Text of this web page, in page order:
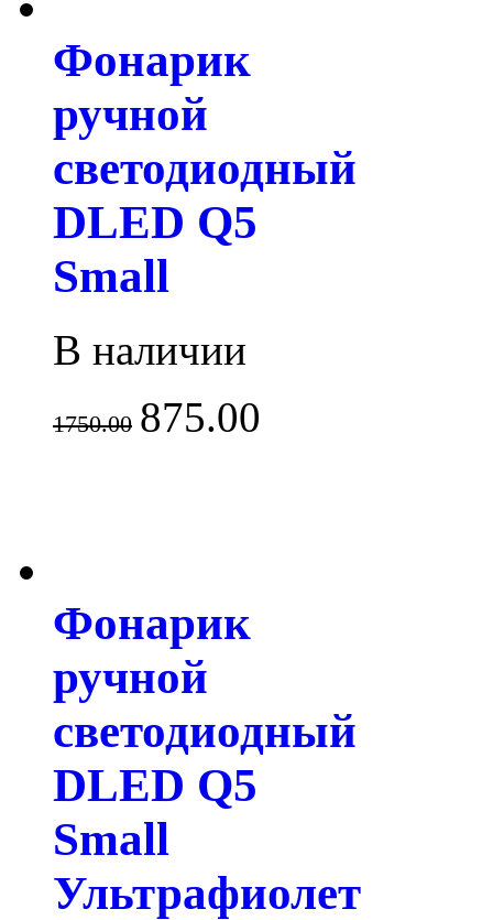
Фонарик
ручной
светодиодный
DLED Q5
Small
В наличии
1750.00 875.00
Фонарик
ручной
светодиодный
DLED Q5
Small
Ультрафиолет